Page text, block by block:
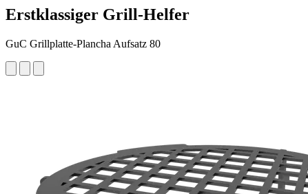
Erstklassiger Grill-Helfer
GuC Grillplatte-Plancha Aufsatz 80